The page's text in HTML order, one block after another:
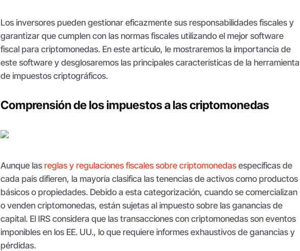
Los inversores pueden gestionar eficazmente sus responsabilidades fiscales y
garantizar que cumplen con las normas fiscales utilizando el mejor software
fiscal para criptomonedas. En este artículo, le mostraremos la importancia de
este software y desglosaremos las principales características de la herramienta
de impuestos criptográficos.
Comprensión de los impuestos a las criptomonedas
Aunque lasreglas y regulaciones fiscales sobre criptomonedas específicas de
cada país difieren, la mayoría clasifica las tenencias de activos como productos
básicos o propiedades. Debido a esta categorización, cuando se comercializan
o venden criptomonedas, están sujetas al impuesto sobre las ganancias de
capital. El IRS considera que las transacciones con criptomonedas son eventos
imponibles en los EE. UU., lo que requiere informes exhaustivos de ganancias y
pérdidas.